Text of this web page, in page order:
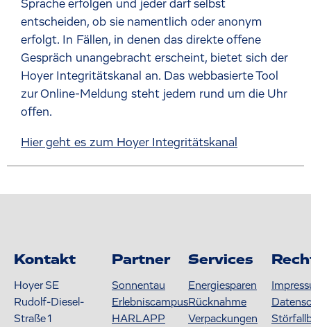
Sprache erfolgen und jeder darf selbst
entscheiden, ob sie namentlich oder anonym
erfolgt. In Fällen, in denen das direkte offene
Gespräch unangebracht erscheint, bietet sich der
Hoyer Integritätskanal an. Das webbasierte Tool
zur Online-Meldung steht jedem rund um die Uhr
offen.
Hier geht es zum Hoyer Integritätskanal
Kontakt
Hoyer SE
Rudolf-Diesel-
Straße 1
Partner
Sonnentau
Erlebniscampus
HARLAPP
Services
Energiesparen
Rücknahme
Verpackungen